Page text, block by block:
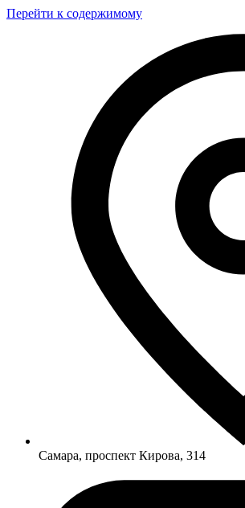
Перейти к содержимому
Самара, проспект Кирова, 314